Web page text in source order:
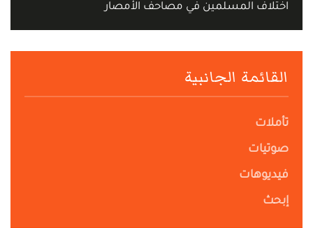
اختلاف المسلمين في مصاحف الأمصار
القائمة الجانبية
تأملات
صوتيات
فيديوهات
إبحث